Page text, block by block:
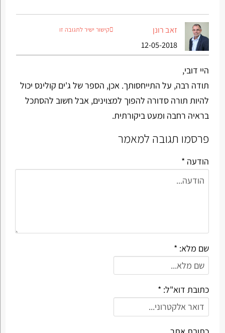
זאב רונן
12-05-2018
קישור ישיר לתגובה זו
היי דובי,
תודה רבה, על התייחסותך. אכן, הספר של ג'ים קולינס יכול
להיות תורה סדורה להפוך למצוינים, אבל חשוב להסתכל
בראיה רחבה ומעט ביקורתית.
פרסמו תגובה למאמר
הודעה *
שם מלא: *
כתובת דוא"ל: *